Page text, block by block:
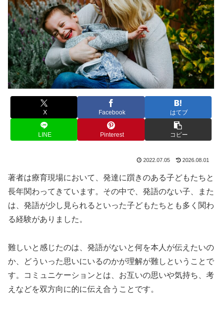
X Facebook はてブ
LINE Pinterest コピー
2022.07.05 2026.08.01
著者は療育現場において、発達に躓きのある子どもたちと
長年関わってきています。その中で、発語のない子、また
は、発語が少し見られるといった子どもたちとも多く関わ
る経験がありました。
難しいと感じたのは、発語がないと何を本人が伝えたいの
か、どういった思いにいるのかが理解が難しということで
す。コミュニケーションとは、お互いの思いや気持ち、考
えなどを双方向に的に伝え合うことです。